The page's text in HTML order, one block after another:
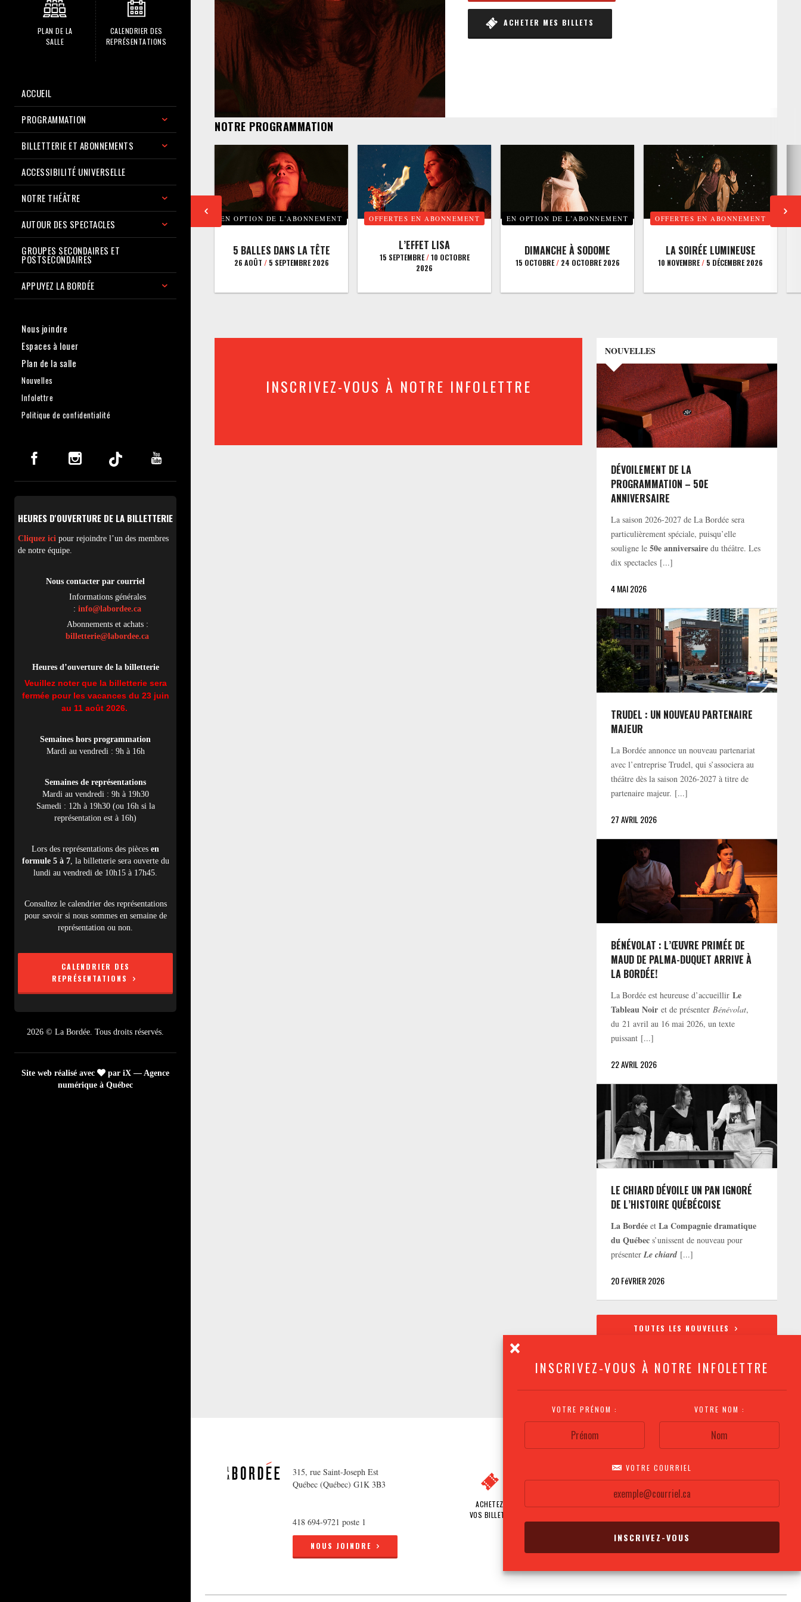
INSCRIVEZ-VOUS À NOTRE INFOLETTRE
VOTRE PRÉNOM : VOTRE NOM :
VOTRE COURRIEL
PLAN DE LA
SALLE
CALENDRIER DES
REPRÉSENTATIONS
ACCUEIL
PROGRAMMATION
BILLETTERIE ET ABONNEMENTS
ACCESSIBILITÉ UNIVERSELLE
NOTRE THÉÂTRE
AUTOUR DES SPECTACLES
GROUPES SECONDAIRES ET
POSTSECONDAIRES
APPUYEZ LA BORDÉE
Nous joindre
Espaces à louer
Plan de la salle
Nouvelles
Infolettre
Politique de confidentialité
HEURES D'OUVERTURE DE LA BILLETTERIE
Cliquez ici pour rejoindre l’un des membres
de notre équipe.
Nous contacter par courriel
Informations générales
: info@labordee.ca
Abonnements et achats :
billetterie@labordee.ca
Heures d’ouverture de la billetterie
Veuillez noter que la billetterie sera
fermée pour les vacances du 23 juin
au 11 août 2026.
Semaines hors programmation
Mardi au vendredi : 9h à 16h
Semaines de représentations
Mardi au vendredi : 9h à 19h30
Samedi : 12h à 19h30 (ou 16h si la
représentation est à 16h)
Lors des représentations des pièces en
formule 5 à 7, la billetterie sera ouverte du
lundi au vendredi de 10h15 à 17h45.
Consultez le calendrier des représentations
pour savoir si nous sommes en semaine de
représentation ou non.
CALENDRIER DES
REPRÉSENTATIONS
2026 © La Bordée. Tous droits réservés.
Site web réalisé avec
par iX — Agence
numérique à Québec
ACHETER MES BILLETS
NOTRE PROGRAMMATION
EN OPTION DE L’ABONNEMENT
5 BALLES DANS LA TÊTE
26 AOÛT /5 SEPTEMBRE 2026
OFFERTES EN ABONNEMENT
L’EFFET LISA
15 SEPTEMBRE/10 OCTOBRE
2026
EN OPTION DE L’ABONNEMENT
DIMANCHE À SODOME
15 OCTOBRE/24 OCTOBRE 2026
OFFERTES EN ABONNEMENT
LA SOIRÉE LUMINEUSE
10 NOVEMBRE/ 5 DÉCEMBRE 2026
INSCRIVEZ-VOUS À NOTRE INFOLETTRE
NOUVELLES
DÉVOILEMENT DE LA
PROGRAMMATION – 50E
ANNIVERSAIRE
La saison 2026-2027 de La Bordée sera
particulièrement spéciale, puisqu’elle
souligne le50e anniversaire du théâtre. Les
dix spectacles [...]
4 MAI 2026
TRUDEL : UN NOUVEAU PARTENAIRE
MAJEUR
La Bordée annonce un nouveau partenariat
avec l’entreprise Trudel, qui s’associera au
théâtre dès la saison 2026-2027 à titre de
partenaire majeur. [...]
27 AVRIL 2026
BÉNÉVOLAT : L’ŒUVRE PRIMÉE DE
MAUD DE PALMA-DUQUET ARRIVE À
LA BORDÉE!
La Bordée est heureuse d’accueillirLe
Tableau Noir et de présenterBénévolat,
du 21 avril au 16 mai 2026, un texte
puissant [...]
22 AVRIL 2026
LE CHIARD DÉVOILE UN PAN IGNORÉ
DE L’HISTOIRE QUÉBÉCOISE
La Bordée etLa Compagnie dramatique
du Québec s’unissent de nouveau pour
présenterLe chiard [...]
20 FéVRIER 2026
TOUTES LES NOUVELLES
315, rue Saint-Joseph Est
Québec (Québec) G1K 3B3
418 694-9721 poste 1
NOUS JOINDRE
ACHETEZ
VOS BILLETS